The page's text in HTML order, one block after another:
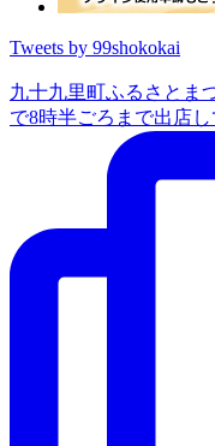
Tweets by 99shokokai
九十九里町ふるさとま
で8時半ごろまで出店